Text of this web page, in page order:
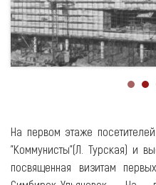
На первом этаже
"Коммунисты"(Л. Турская) и
посвященная визитам